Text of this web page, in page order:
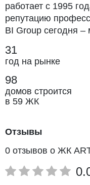
работает с 1995
репутацию
BI Group сегодня
дирекции в
девелопмента и
31
год на рынке
98
домов строится
в 59 ЖК
Отзывы
0 отзывов о ЖК